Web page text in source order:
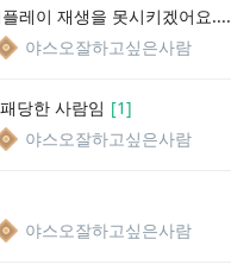
레이 재생을 못시키겠어요....
야스오잘하고싶은사람
당한 사람임 [1]
야스오잘하고싶은사람
야스오잘하고싶은사람